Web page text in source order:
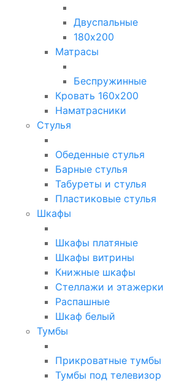
Двуспальные
180х200
Матрасы
Беспружинные
Кровать 160х200
Наматрасники
Стулья
Обеденные стулья
Барные стулья
Табуреты и стулья
Пластиковые стулья
Шкафы
Шкафы платяные
Шкафы витрины
Книжные шкафы
Стеллажи и этажерки
Распашные
Шкаф белый
Тумбы
Прикроватные тумбы
Тумбы под телевизор